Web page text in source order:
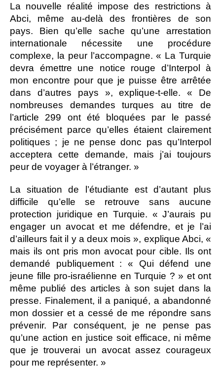
La nouvelle réalité impose des restrictions à
Abci, même au-delà des frontières de son
pays. Bien qu’elle sache qu’une arrestation
internationale nécessite une procédure
complexe, la peur l’accompagne. « La Turquie
devra émettre une notice rouge d’Interpol à
mon encontre pour que je puisse être arrêtée
dans d’autres pays », explique-t-elle. « De
nombreuses demandes turques au titre de
l’article 299 ont été bloquées par le passé
précisément parce qu’elles étaient clairement
politiques ; je ne pense donc pas qu’Interpol
acceptera cette demande, mais j’ai toujours
peur de voyager à l’étranger. »
La situation de l’étudiante est d’autant plus
difficile qu’elle se retrouve sans aucune
protection juridique en Turquie. « J’aurais pu
engager un avocat et me défendre, et je l’ai
d’ailleurs fait il y a deux mois », explique Abci, «
mais ils ont pris mon avocat pour cible. Ils ont
demandé publiquement : « Qui défend une
jeune fille pro-israélienne en Turquie ? » et ont
même publié des articles à son sujet dans la
presse. Finalement, il a paniqué, a abandonné
mon dossier et a cessé de me répondre sans
prévenir. Par conséquent, je ne pense pas
qu’une action en justice soit efficace, ni même
que je trouverai un avocat assez courageux
pour me représenter. »